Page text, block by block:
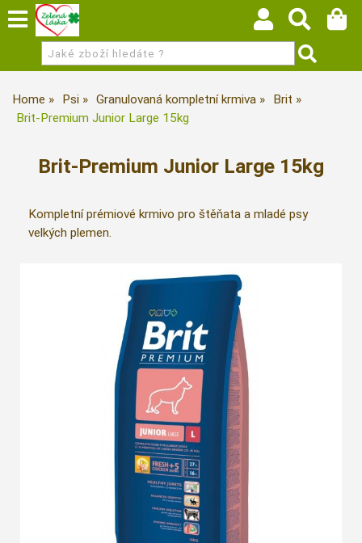
Home Psi Granulovaná kompletní krmiva
Brit
Brit-Premium Junior Large 15kg
Brit-Premium Junior Large 15kg
Kompletní prémiové krmivo pro štěňata a mladé psy
velkých plemen.